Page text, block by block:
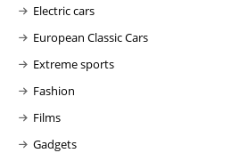
Electric cars
European Classic Cars
Extreme sports
Fashion
Films
Gadgets